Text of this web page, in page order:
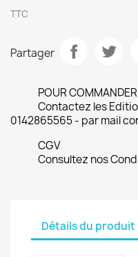
TTC
Partager
POUR COMMANDER
Contactez les
0142865565 - par mail
CGV
Consultez nos
Détails du produit